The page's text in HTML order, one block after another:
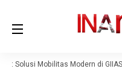
7: Solusi Mobilitas Modern di